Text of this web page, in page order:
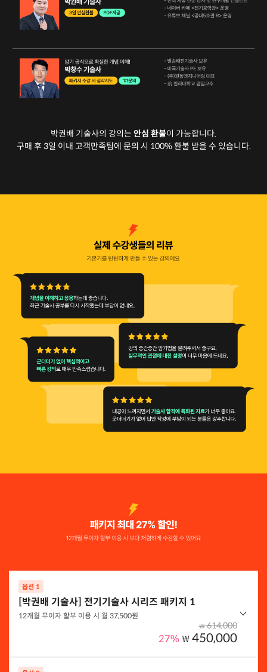
박권배 기술사의 강의는 안심 환불이 가능합니다.
구매 후 3일 이내 고객만족팀에 문의 시 100% 환불 받을 수 있습니다.
옵션 1
[박권배 기술사] 전기기술사 시리즈 패키지 1
12개월 무이자 할부 이용 시 월 37,500원
₩614,000
27% ₩450,000